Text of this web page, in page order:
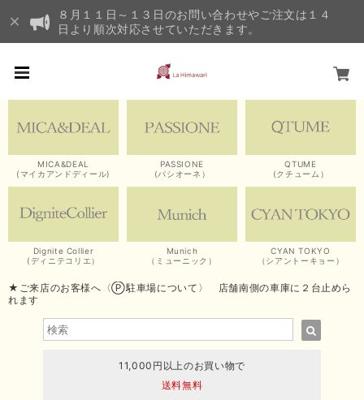
８月１１日～１３日のお問い合わせやご注文は１４
日より順次対応させていただきます。
MICA&DEAL
(マイカアンドディール)
PASSIONE
(パシオーネ）
QTUME
(クチューム）
Dignite Collier
(ディニテコリエ）
Munich
（ミューニック）
CYAN TOKYO
（シアントーキョー）
★ご来店のお客様へ〈Ⓟ駐車場について〉 店舗南側の車庫に２台止めら
れます
11,000円以上のお買い物で
送料無料